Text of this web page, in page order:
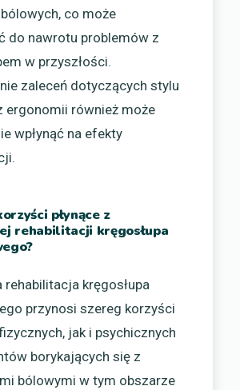
co może
do nawrotu problemów z
w przyszłości.
zaleceń dotyczących stylu
ergonomii również może
wpłynąć na efekty
płynące z
rehabilitacji kręgosłupa
rehabilitacja kręgosłupa
przynosi szereg korzyści
jak i psychicznych
borykających się z
bólowymi w tym obszarze